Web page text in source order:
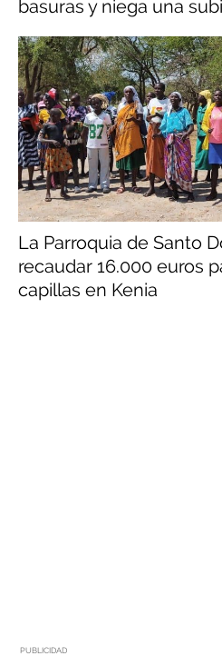
basuras y niega una
La Parroquia de Santo
recaudar 16.000 euros
capillas en Kenia
PUBLICIDAD